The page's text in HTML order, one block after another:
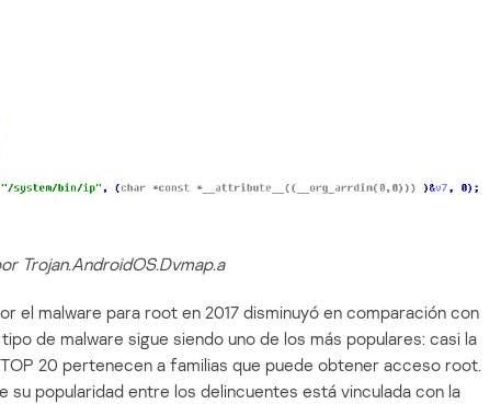
Trojan.AndroidOS.Dvmap.a
el malware para root en 2017 disminuyó en comparación con
de malware sigue siendo uno de los más populares: casi la
20 pertenecen a familias que puede obtener acceso root.
su popularidad entre los delincuentes está vinculada con la